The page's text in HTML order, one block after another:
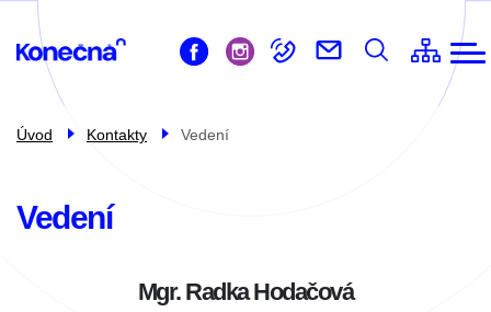
Přejít
hlavnímu
obsahu
Život ve škole
Pro žáky
Školní jídelna
Úvod Kontakty Vedení
Vedení
Mgr. Radka Hodačová